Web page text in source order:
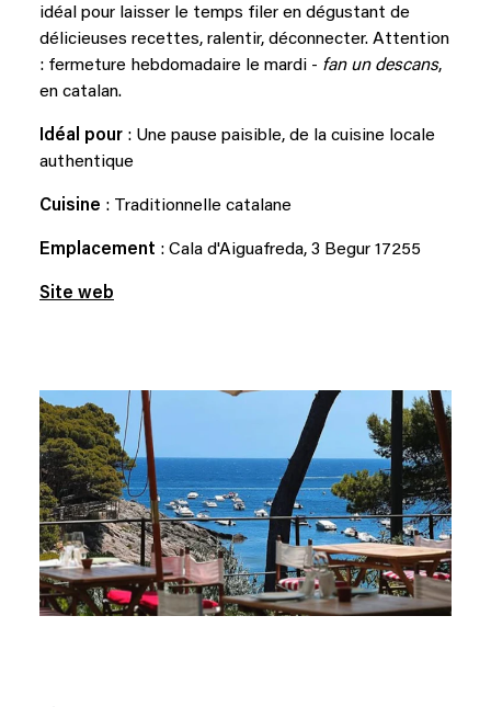
idéal pour laisser le temps filer en dégustant de
délicieuses recettes, ralentir, déconnecter. Attention
: fermeture hebdomadaire le mardi - fan un descans,
en catalan.
Idéal pour : Une pause paisible, de la cuisine locale
authentique
Cuisine : Traditionnelle catalane
Emplacement : Cala d'Aiguafreda, 3 Begur 17255
Site web